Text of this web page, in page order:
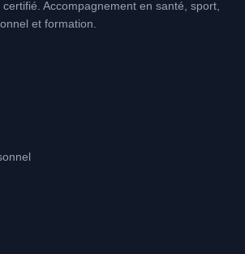
Accompagnement en santé, sport,
et formation.